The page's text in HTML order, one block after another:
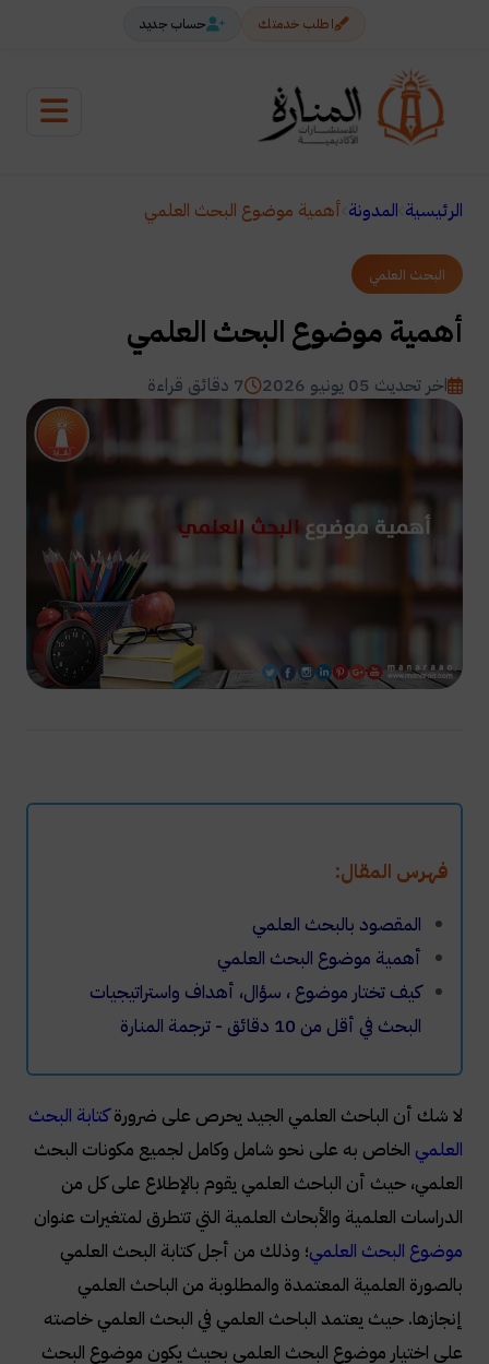
اطلب خدمتك حساب جديد
الرئيسية المدونة أهمية موضوع البحث العلمي
البحث العلمي
أهمية موضوع البحث العلمي
اخر تحديث 05 يونيو 2026 7 دقائق قراءة
فهرس المقال:
المقصود بالبحث العلمي
أهمية موضوع البحث العلمي
كيف تختار موضوع ، سؤال، أهداف واستراتيجيات
البحث في أقل من 10 دقائق - ترجمة المنارة
لا شك أن الباحث العلمي الجيد يحرص على ضرورةكتابة البحث
العلمي الخاص به على نحو شامل وكامل لجميع مكونات البحث
العلمي، حيث أن الباحث العلمي يقوم بالإطلاع على كل من
الدراسات العلمية والأبحاث العلمية التي تتطرق لمتغيرات عنوان
موضوع البحث العلمي؛ وذلك من أجل كتابة البحث العلمي
بالصورة العلمية المعتمدة والمطلوبة من الباحث العلمي
إنجازها. حيث يعتمد الباحث العلمي في البحث العلمي خاصته
على اختيار موضوع البحث العلمي بحيث يكون موضوع البحث